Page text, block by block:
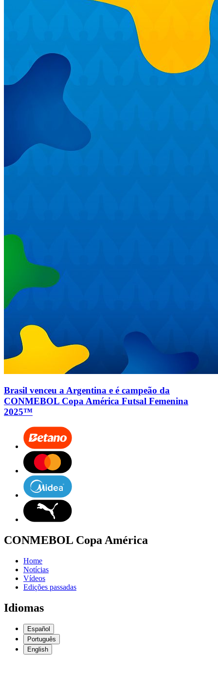
Brasil venceu a Argentina e é campeão da
CONMEBOL Copa América Futsal Femenina
2025™
CONMEBOL Copa América
Home
Notícias
Vídeos
Edições passadas
Idiomas
Español
Português
English